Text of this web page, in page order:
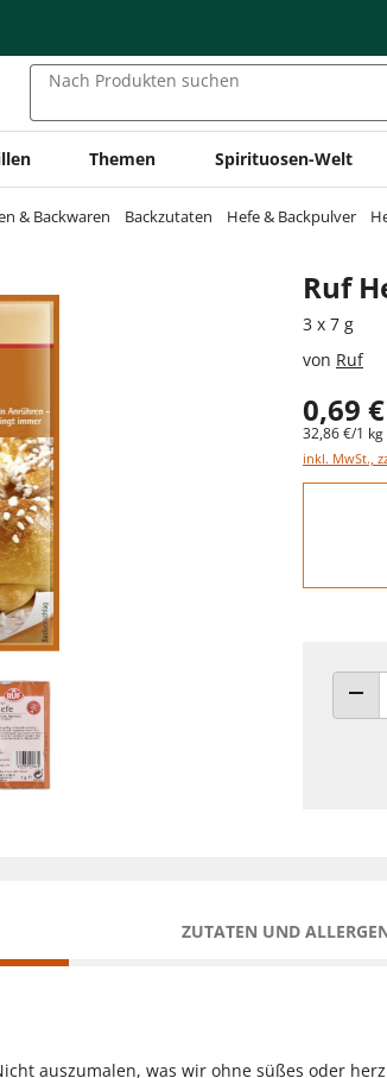
Nach Produkten suchen
Themen Spirituosen-Welt
& Backwaren Backzutaten Hefe & Backpulver
Ruf
3 x 7 g
von Ruf
0,69 €
32,86 €/1 kg
inkl. MwSt.,
ZUTATEN UND
auszumalen, was wir ohne süßes oder